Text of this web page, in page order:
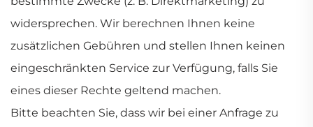
widersprechen. Wir berechnen Ihnen keine
zusätzlichen Gebühren und stellen Ihnen keinen
eingeschränkten Service zur Verfügung, falls Sie
eines dieser Rechte geltend machen.
Bitte beachten Sie, dass wir bei einer Anfrage zu